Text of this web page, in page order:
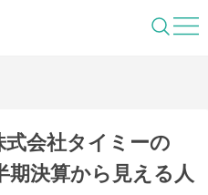
先を照らすメディ
式会社タイミーの
期決算から見える人